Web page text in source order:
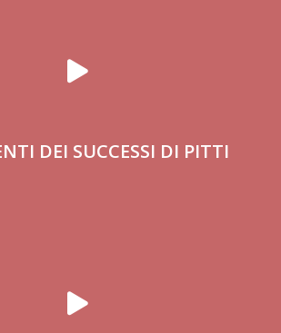
DEI SUCCESSI DI PITTI